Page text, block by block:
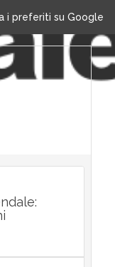
i preferiti su Google